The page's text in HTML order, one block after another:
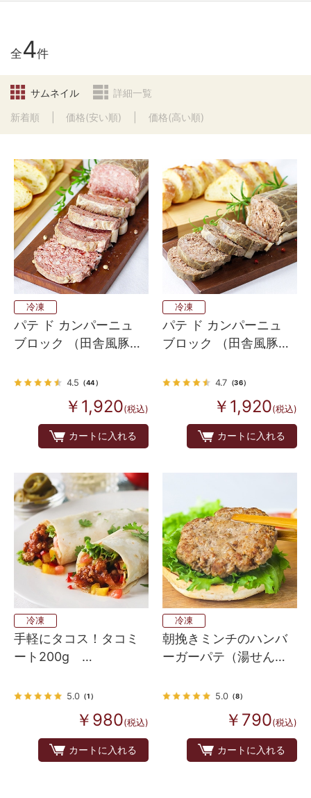
全4件
サムネイル 詳細一覧
新着順 価格(安い順) 価格(高い順)
冷凍
パテ ド カンパーニュ
ブロック （田舎風豚肉
4.5 （44）
￥1,920(税込)
カートに入れる
冷凍
パテ ド カンパーニュ
ブロック （田舎風豚肉
ック
4.7 （36）
￥1,920(税込)
カートに入れる
冷凍
手軽にタコス！タコミ
ート200g
ク）使用 5.0（1）
￥980(税込)
カートに入れる
冷凍
朝挽きミンチのハンバ
ーガーパテ（湯せんタ
5.0（8）
￥790(税込)
カートに入れる